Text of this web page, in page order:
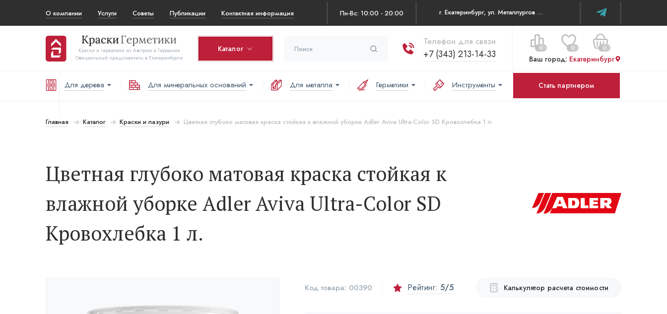
О компании Услуги Советы Публикации Контактная информация Пн-Вс: 10:00 - 20:00 г. Екатеринбург, ул. Металлургов д 84 ТЦ WOW House
Краски и герметики из Австрии и Германии
Официальный представитель в Екатеринбурге
Каталог
Телефон для связи
+7 (343) 213-14-33
0 0 0
Корзина Цена за все:
Перейти в корзину
Ваш город: Екатеринбург
Для дерева Для минеральных оснований Для металла Герметики Инструменты Стать партнером
Главная Каталог Краски и лазури Цветная глубоко матовая краска стойкая к влажной уборке Adler Aviva Ultra-Color SD Кровохлебка 1 л.
Цветная глубоко матовая краска стойкая к
влажной уборке Adler Aviva Ultra-Color SD
Кровохлебка 1 л.
Код товара: 00390 Рейтинг: 5/5 Калькулятор расчета стоимости